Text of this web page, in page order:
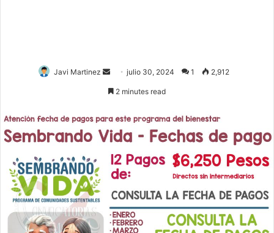
Javi Martinez
S
e
d
a
n
m
a
l
julio 30, 2024 1 2,912
2 minutes read